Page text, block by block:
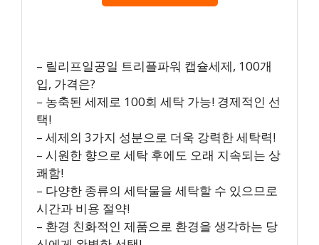
– 릴리프일공일 트리플파워 캡슐세제, 100개
입, 가격은?
– 농축된 세제로 100회 세탁 가능! 경제적인 선
택!
– 세제의 3가지 성분으로 더욱 강력한 세탁력!
– 시원한 향으로 세탁 후에도 오래 지속되는 상
쾌함!
– 다양한 종류의 세탁물을 세탁할 수 있으므로
시간과 비용 절약!
– 환경 친화적인 제품으로 환경을 생각하는 당